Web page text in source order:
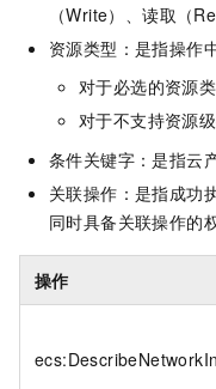
（Write）、读取（
资源类型：是指操作
对于必选的资源
对于不支持资源
条件关键字：是指云
关联操作：是指成功
同时具备关联操作的
操作